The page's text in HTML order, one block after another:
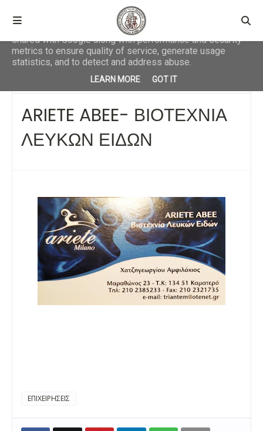
ARIETE ABEE- ΒΙΟΤΕΧΝΙΑ
ΛΕΥΚΩΝ ΕΙΔΩΝ
ΕΠΙΧΕΙΡΗΣΕΙΣ
This site uses cookies from Google to deliver its services
and to analyze traffic. Your IP address and user-agent are
shared with Google along with performance and security
metrics to ensure quality of service, generate usage
statistics, and to detect and address abuse.
LEARN MORE GOT IT